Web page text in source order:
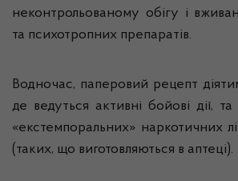
неконтрольованому обігу і
та психотропних препаратів.
Водночас, паперовий рецепт
де ведуться активні бойові дії,
«екстемпоральних» наркотичних
(таких, що виготовляються в аптеці).